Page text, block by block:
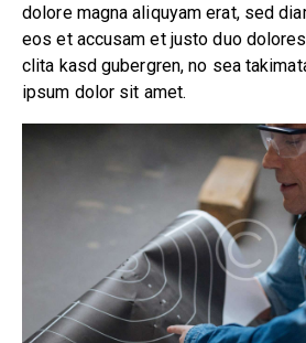
dolore magna aliquyam erat, sed
eos et accusam et justo duo
clita kasd gubergren, no sea
ipsum dolor sit amet.